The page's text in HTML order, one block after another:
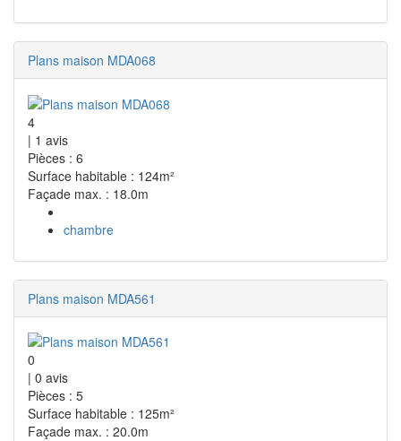
Plans maison MDA068
4
| 1 avis
Pièces : 6
Surface habitable : 124m²
Façade max. : 18.0m
chambre
Plans maison MDA561
0
| 0 avis
Pièces : 5
Surface habitable : 125m²
Façade max. : 20.0m